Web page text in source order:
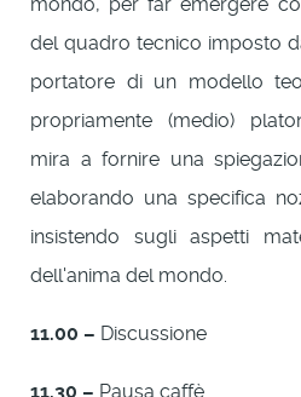
del quadro tecnico imposto
portatore di un modello
propriamente (medio)
mira a fornire una
elaborando una specifica
insistendo sugli aspetti
dell'anima del mondo.
11.00 – Discussione
11.30 – Pausa caffè